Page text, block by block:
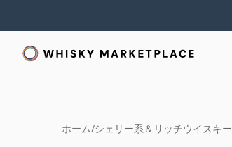
ホーム/シェリー系＆リッチウイスキー